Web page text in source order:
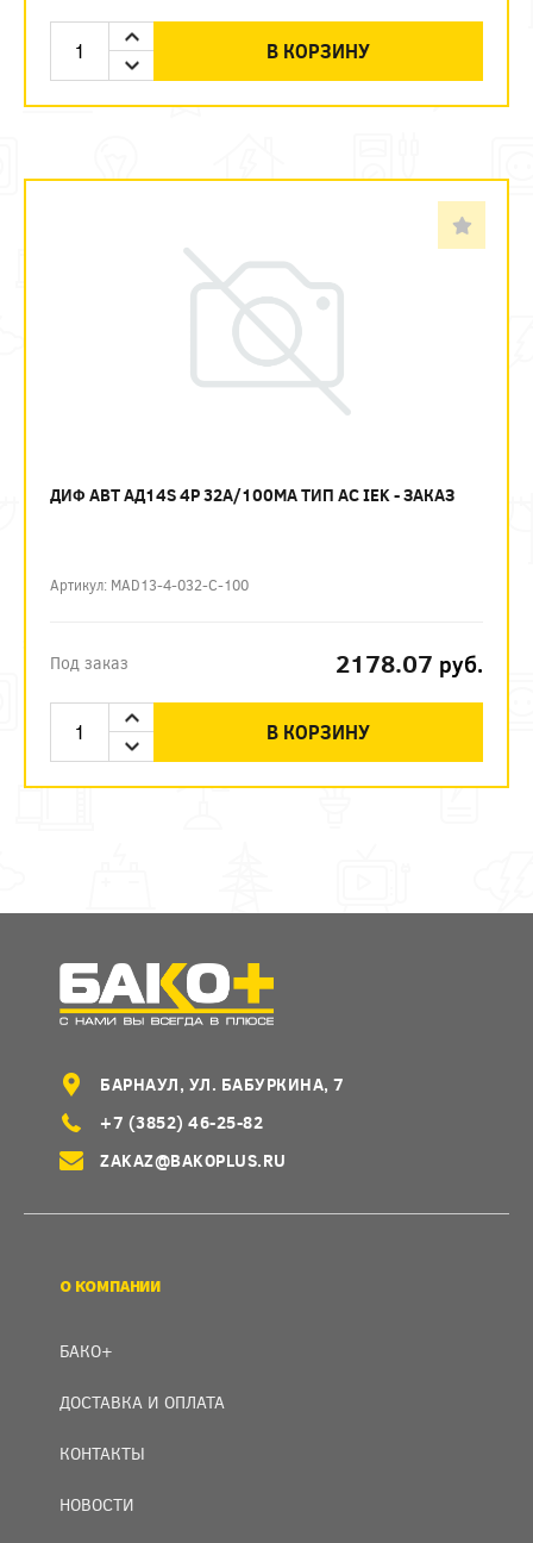
В КОРЗИНУ
ДИФ АВТ АД14S 4P 32А/100МА ТИП AC IEK - ЗАКАЗ
Артикул: MAD13-4-032-C-100
Под заказ 2178.07 руб.
В КОРЗИНУ
БАРНАУЛ, УЛ. БАБУРКИНА, 7
+7 (3852) 46-25-82
ZAKAZ@BAKOPLUS.RU
О КОМПАНИИ
БАКО+
ДОСТАВКА И ОПЛАТА
КОНТАКТЫ
НОВОСТИ